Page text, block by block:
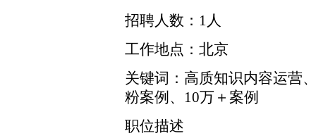
招聘人数：1人
工作地点：北京
关键词：高质知识内容运营
粉案例、10万＋案例
职位描述